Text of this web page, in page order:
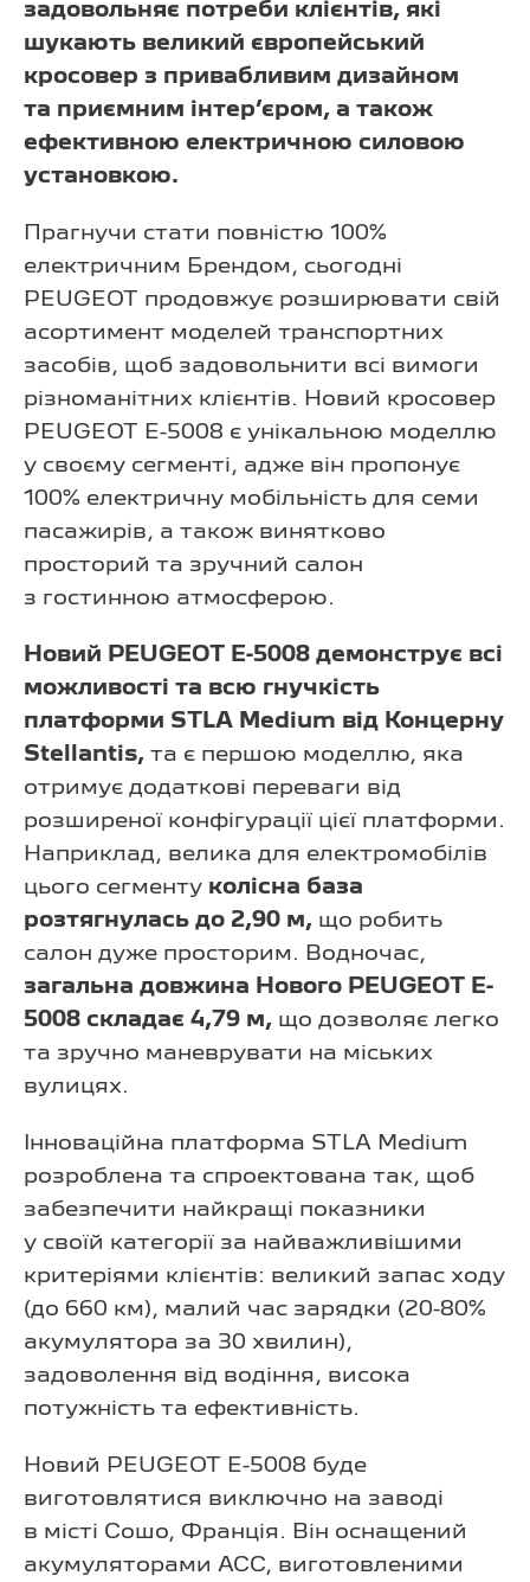
задовольняє потреби клієнтів, які
шукають великий європейський
кросовер з привабливим дизайном
та приємним інтер’єром, а також
ефективною електричною силовою
установкою.
Прагнучи стати повністю 100%
електричним Брендом, сьогодні
PEUGEOT продовжує розширювати свій
асортимент моделей транспортних
засобів, щоб задовольнити всі вимоги
різноманітних клієнтів. Новий кросовер
PEUGEOT E-5008 є унікальною моделлю
у своєму сегменті, адже він пропонує
100% електричну мобільність для семи
пасажирів, а також винятково
просторий та зручний салон
з гостинною атмосферою.
Новий PEUGEOT E-5008 демонструє всі
можливості та всю гнучкість
платформи STLA Medium від Концерну
Stellantis, та є першою моделлю, яка
отримує додаткові переваги від
розширеної конфігурації цієї платформи.
Наприклад, велика для електромобілів
цього сегменту колісна база
розтягнулась до 2,90 м, що робить
салон дуже просторим. Водночас,
загальна довжина Нового PEUGEOT E-
5008 складає 4,79 м, що дозволяє легко
та зручно маневрувати на міських
вулицях.
Інноваційна платформа STLA Medium
розроблена та спроектована так, щоб
забезпечити найкращі показники
у своїй категорії за найважливішими
критеріями клієнтів: великий запас ходу
(до 660 км), малий час зарядки (20-80%
акумулятора за 30 хвилин),
задоволення від водіння, висока
потужність та ефективність.
Новий PEUGEOT E-5008 буде
виготовлятися виключно на заводі
в місті Сошо, Франція. Він оснащений
акумуляторами ACC, виготовленими